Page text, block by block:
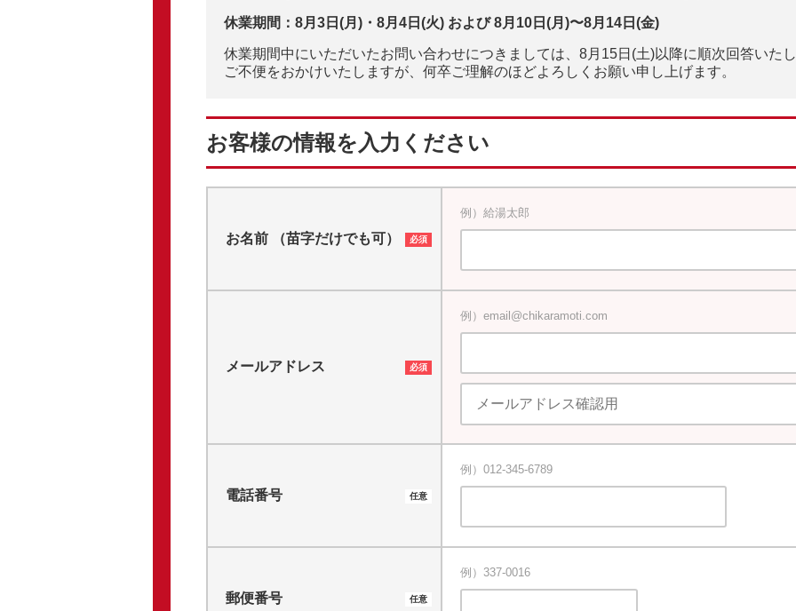
休業期間：8月3日(月)・8月4日(火) および 8月10日(月)〜8月14日(金)
休業期間中にいただいたお問い合わせにつきましては、8月15日(土)以降に順次回答いた
ご不便をおかけいたしますが、何卒ご理解のほどよろしくお願い申し上げます。
お客様の情報を入力ください
お名前 （苗字だけでも可）
例）給湯太郎
メールアドレス
例）email@chikaramoti.com
電話番号
例）012-345-6789
郵便番号
例）337-0016